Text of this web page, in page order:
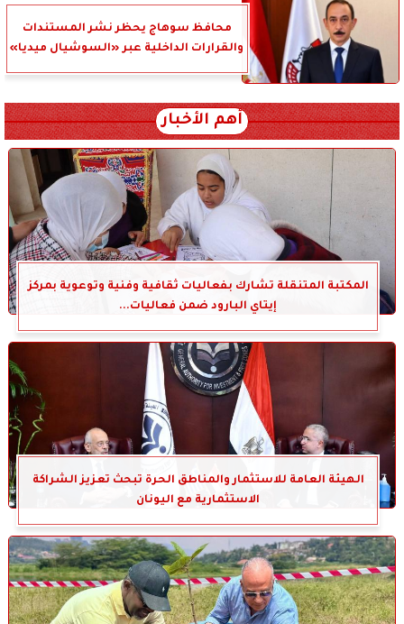
محافظ سوهاج يحظر نشر المستندات
والقرارات الداخلية عبر «السوشيال ميديا»
أهم الأخبار
المكتبة المتنقلة تشارك بفعاليات ثقافية وفنية وتوعوية بمركز
إيتاي البارود ضمن فعاليات...
الهيئة العامة للاستثمار والمناطق الحرة تبحث تعزيز الشراكة
الاستثمارية مع اليونان